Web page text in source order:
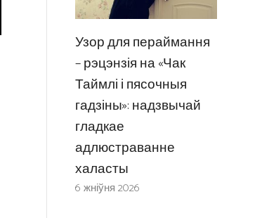
Узор для пераймання
– рэцэнзія на «Чак
Таймлі і пясочныя
гадзіны»: надзвычай
гладкае
адлюстраванне
халасты
6 жніўня 2026